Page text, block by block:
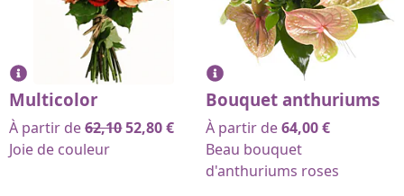
Multicolor
À partir de62,1052,80€
Joie de couleur
Bouquet anthuriums
À partir de64,00€
Beau bouquet
d'anthuriums roses